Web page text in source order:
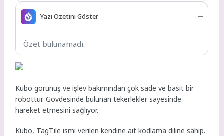
Yazı Özetini Göster
Özet bulunamadı.
Kubo görünüş ve işlev bakımından çok sade ve basit bir
robottur. Gövdesinde bulunan tekerlekler sayesinde
hareket etmesini sağlıyor.
Kubo, TagTile ismi verilen kendine ait kodlama diline sahip.